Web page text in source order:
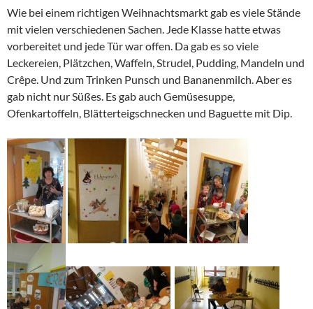
Wie bei einem richtigen Weihnachtsmarkt gab es viele Stände
mit vielen verschiedenen Sachen. Jede Klasse hatte etwas
vorbereitet und jede Tür war offen. Da gab es so viele
Leckereien, Plätzchen, Waffeln, Strudel, Pudding, Mandeln und
Crêpe. Und zum Trinken Punsch und Bananenmilch. Aber es
gab nicht nur Süßes. Es gab auch Gemüsesuppe,
Ofenkartoffeln, Blätterteigschnecken und Baguette mit Dip.